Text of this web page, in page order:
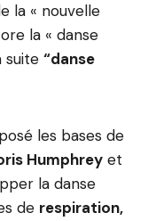
la « nouvelle
la « danse
suite “danse
les bases de
Humphrey et
la danse
de respiration,